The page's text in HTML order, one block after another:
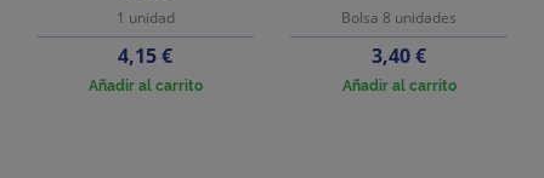
1 unidad
Precio
4,15 €
Añadir al carrito
Bolsa 8 unidades
Precio
3,40 €
Añadir al carrito